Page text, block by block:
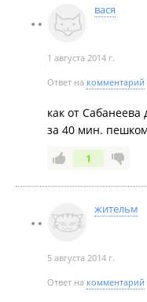
проехать немного
раз, когда туда
Комментарий: Сам
лесных массивах
Берег и дно тоже
справа песок
ошибаюсь). С
каменистый. На
но для отдыха с
вася
1 августа 2014 г.
Ответ на комментарий
как от
за 40 мин.
1
жительм
5 августа 2014 г.
Ответ на комментарий